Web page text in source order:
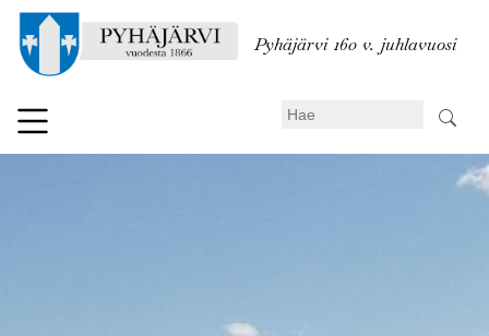
pääsisältöön
Pyhäjärvi 160 v. juhlavuosi
Search